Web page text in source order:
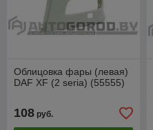
Облицовка фары (левая)
DAF XF (2 seria) (55555)
108 руб.